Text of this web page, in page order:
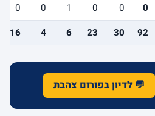
0
0
0
1
0
0
92
30
23
6
4
16
💬 לדיון בפורום צהבת